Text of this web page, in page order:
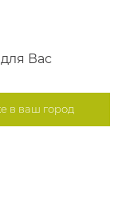
Вас
в ваш город